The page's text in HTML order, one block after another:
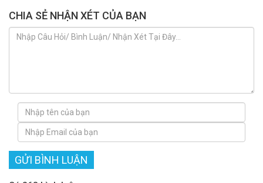
CHIA SẺ NHẬN XÉT CỦA BẠN
GỬI BÌNH LUẬN